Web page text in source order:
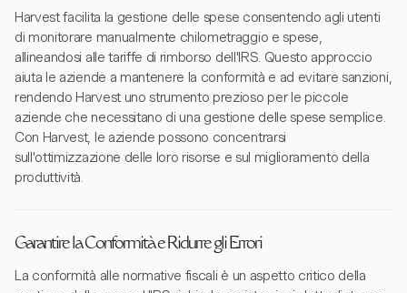
Harvest facilita la gestione delle spese consentendo agli utenti
di monitorare manualmente chilometraggio e spese,
allineandosi alle tariffe di rimborso dell'IRS. Questo approccio
aiuta le aziende a mantenere la conformità e ad evitare sanzioni,
rendendo Harvest uno strumento prezioso per le piccole
aziende che necessitano di una gestione delle spese semplice.
Con Harvest, le aziende possono concentrarsi
sull'ottimizzazione delle loro risorse e sul miglioramento della
produttività.
Garantire la Conformità e Ridurre gli Errori
La conformità alle normative fiscali è un aspetto critico della